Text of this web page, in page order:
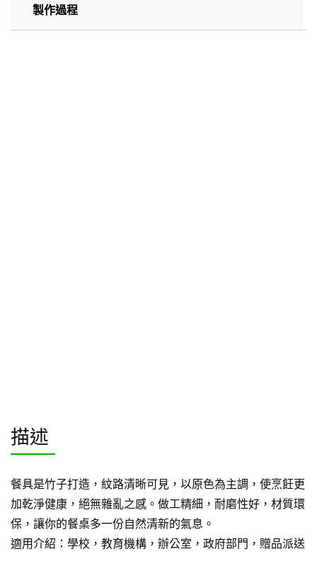
製作過程
描述
餐具是竹子打造，紋路清晰可見，以原色為主調，使烹飪更
加乾淨健康，絕無雜亂之感。做工精細，耐磨性好，材質環
保，讓你的餐桌多一份自然清新的氣息。
適用介紹：學校，教育機構，辦公室，政府部門，贈品派送